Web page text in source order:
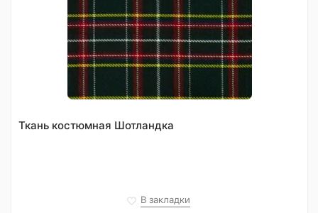
Ткань костюмная Шотландка
В закладки